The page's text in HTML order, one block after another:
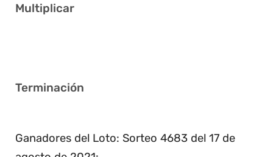
Multiplicar
Terminación
Ganadores del Loto: Sorteo 4683 del 17 de